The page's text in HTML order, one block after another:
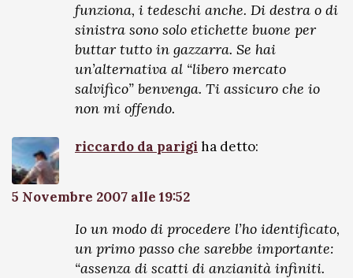
funziona, i tedeschi anche. Di destra o di
sinistra sono solo etichette buone per
buttar tutto in gazzarra. Se hai
un’alternativa al “libero mercato
salvifico” benvenga. Ti assicuro che io
non mi offendo.
riccardo da parigi ha detto:
5 Novembre 2007 alle 19:52
Io un modo di procedere l’ho identificato,
un primo passo che sarebbe importante:
“assenza di scatti di anzianità infiniti.